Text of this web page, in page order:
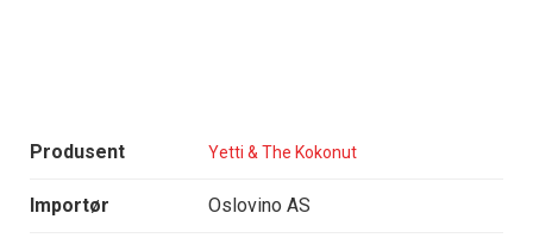
Produsent Yetti & The Kokonut
Importør Oslovino AS